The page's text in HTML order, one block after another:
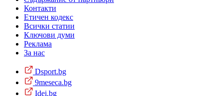
Контакти
Етичен кодекс
Всички статии
Ключови думи
Реклама
За нас
Dsport.bg
9meseca.bg
Idei.bg